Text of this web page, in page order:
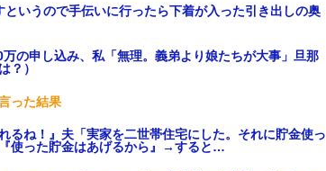
というので手伝いに行ったら下着が入った引き出しの奥
の申し込み、私「無理。義弟より娘たちが大事」旦那
？）
った結果
るね！』夫「実家を二世帯住宅にした。それに貯金使っ
使った貯金はあげるから』→すると…